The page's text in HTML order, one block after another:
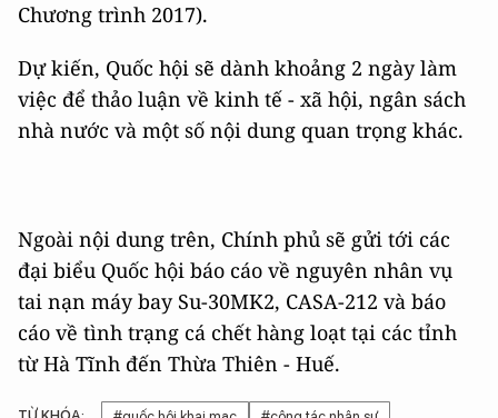
Chương trình 2017).
Dự kiến, Quốc hội sẽ dành khoảng 2 ngày làm
việc để thảo luận về kinh tế - xã hội, ngân sách
nhà nước và một số nội dung quan trọng khác.
Ngoài nội dung trên, Chính phủ sẽ gửi tới các
đại biểu Quốc hội báo cáo về nguyên nhân vụ
tai nạn máy bay Su-30MK2, CASA-212 và báo
cáo về tình trạng cá chết hàng loạt tại các tỉnh
từ Hà Tĩnh đến Thừa Thiên - Huế.